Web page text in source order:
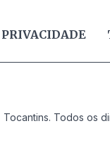
PRIVACIDADE
Todos os